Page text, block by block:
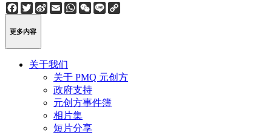
Facebook
Twitter
Sina
Weibo
EmailWhatsApp
WeChat
Line
更多内容
关于我们
关于 PMQ 元创方
政府支持
元创方事件簿
相片集
短片分享